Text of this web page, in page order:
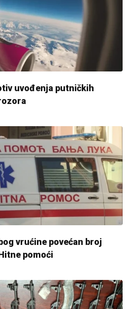
uvođenja putničkih
vrućine povećan broj
pomoći